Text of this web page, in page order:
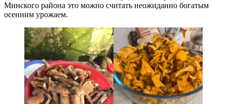
Минского района это можно считать неожиданно богатым
осенним урожаем.